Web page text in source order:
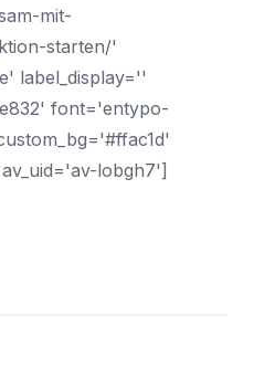
mit-
starten/'
label_display=''
font='entypo-
lobgh7']